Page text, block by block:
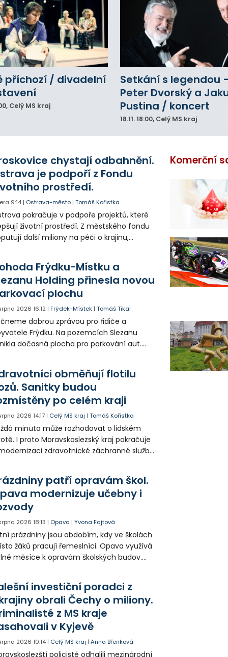
příchozí / divadelní
, Celý MS kraj
Setkání s legendou
Peter Dvorský a
Pustina / koncert
18.11.18:00, Celý MS kraj
chystají odbahnění.
je podpoří z Fondu
prostředí.
9:14 | Ostrava-město |Tomáš Kořistka
pokračuje v podpoře projektů, které
životní prostředí. Z městského fondu
další miliony na péči o krajinu,
Frýdku-Místku a
Holding přinesla novou
plochu
2026 16:12 |Frýdek-Místek |Tomáš Tikal
dobrou zprávou pro řidiče a
Frýdku. Na pozemcích Slezanu
dočasná plocha pro parkování aut.
obměňují flotilu
Sanitky budou
po celém kraji
2026 14:17 | Celý MS kraj |Tomáš Kořistka
minuta může rozhodovat o lidském
I proto Moravskoslezský kraj pokračuje
zdravotnické záchranné služby
patří opravám škol.
modernizuje učebny i
2026 18:13 | Opava |Yvona Fajtová
prázdniny jsou obdobím, kdy ve školách
žáků pracují řemeslníci. Opava využívá
měsíce k opravám školských budov.
investiční poradci z
obrali Čechy o miliony.
z MS kraje
v Kyjevě
2026 10:14 | Celý MS kraj |Anna Břenková
policisté odhalili mezinárodní
Komerční